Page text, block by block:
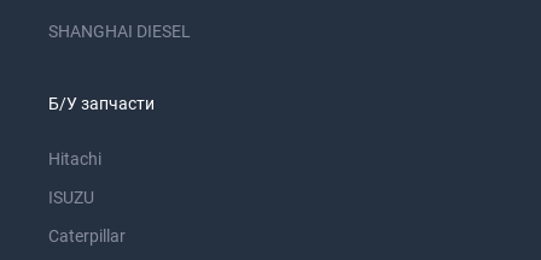
SHANGHAI DIESEL
Б/У запчасти
Hitachi
ISUZU
Caterpillar